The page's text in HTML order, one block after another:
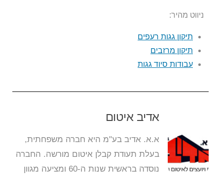
ניווט מהיר:
תיקון גגות רעפים
תיקון מרזבים
עבודות סיוד גגות
אדיב איטום
א.א. אדיב בע"מ היא חברה משפחתית,
בעלת תעודת קבלן איטום מורשה. החברה
נוסדה בראשית שנות ה-60 ומציעה מגוון